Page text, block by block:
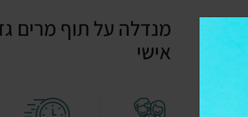
מנדלה על תוף מרים
אישי